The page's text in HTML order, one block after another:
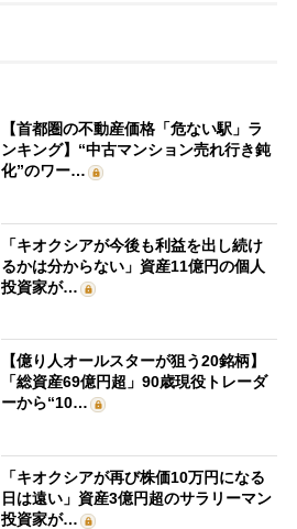
【首都圏の不動産価格「危ない駅」ラ
ンキング】“中古マンション売れ行き鈍
化”のワー…
「キオクシアが今後も利益を出し続け
るかは分からない」資産11億円の個人
投資家が…
【億り人オールスターが狙う20銘柄】
「総資産69億円超」90歳現役トレーダ
ーから“10…
「キオクシアが再び株価10万円になる
日は遠い」資産3億円超のサラリーマン
投資家が…